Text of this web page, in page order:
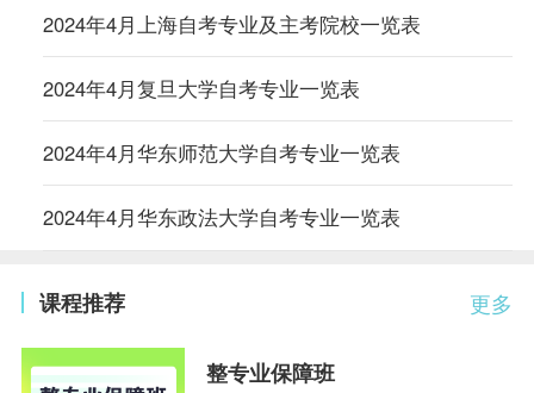
2024年4月上海自考专业及主考院校一览表
2024年4月复旦大学自考专业一览表
2024年4月华东师范大学自考专业一览表
2024年4月华东政法大学自考专业一览表
更多
课程推荐
整专业保障班